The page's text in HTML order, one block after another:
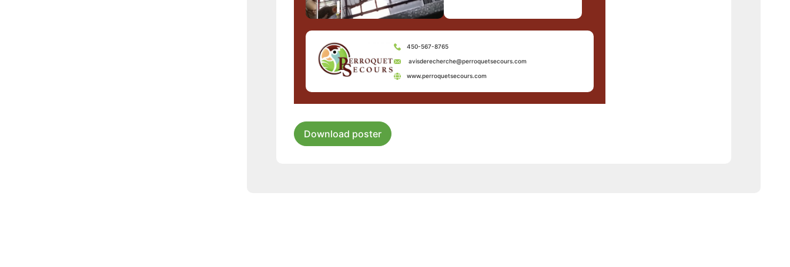
450-567-8765
avisderecherche@perroquetsecours.com
www.perroquetsecours.com
Download poster